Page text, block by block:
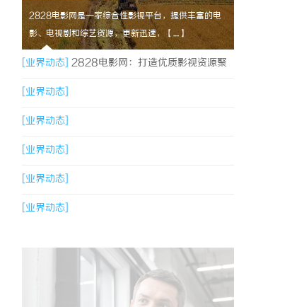
2828电影网是一家综合性影视平台，提供丰富的电
影、电视剧和综艺资源，更新迅速，【....】
[业界动态] 2828电影网：打造优质影视资源聚
合平台的全新体验
[业界动态]
[业界动态]
[业界动态]
[业界动态]
[业界动态]